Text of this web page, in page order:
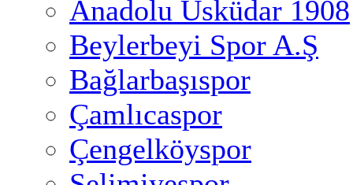
Anadolu Üsküdar 1908
Beylerbeyi Spor A.Ş
Bağlarbaşıspor
Çamlıcaspor
Çengelköyspor